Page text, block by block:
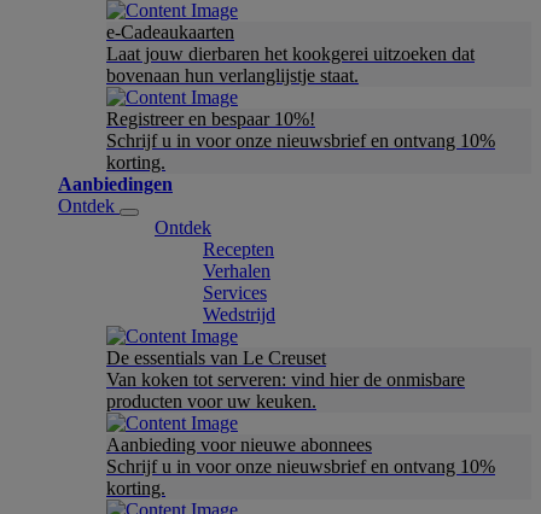
e-Cadeaukaarten
Laat jouw dierbaren het kookgerei uitzoeken dat
bovenaan hun verlanglijstje staat.
Registreer en bespaar 10%!
Schrijf u in voor onze nieuwsbrief en ontvang 10%
korting.
Aanbiedingen
Ontdek
Ontdek
Recepten
Verhalen
Services
Wedstrijd
De essentials van Le Creuset
Van koken tot serveren: vind hier de onmisbare
producten voor uw keuken.
Aanbieding voor nieuwe abonnees
Schrijf u in voor onze nieuwsbrief en ontvang 10%
korting.